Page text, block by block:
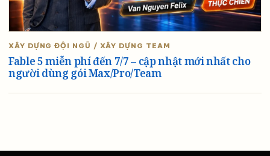
XÂY DỰNG ĐỘI NGŨ / XÂY DỰNG TEAM
Fable 5 miễn phí đến 7/7 – cập nhật mới nhất cho
người dùng gói Max/Pro/Team